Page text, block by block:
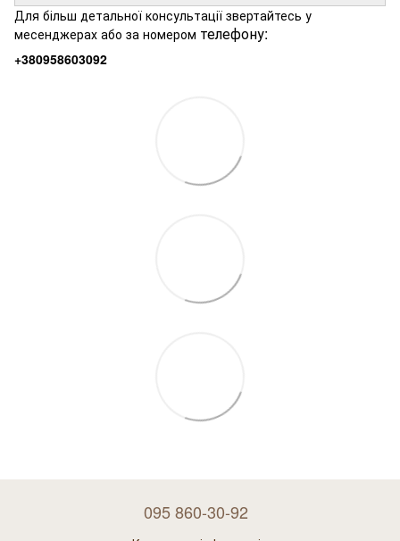
Для більш детальної консультації звертайтесь у
месенджерах або за номером телефону:
+380958603092
095 860-30-92